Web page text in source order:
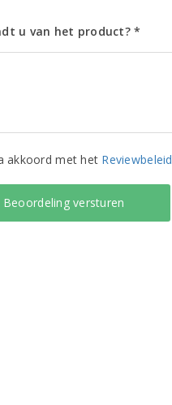
u van het product? *
akkoord met het Reviewbeleid